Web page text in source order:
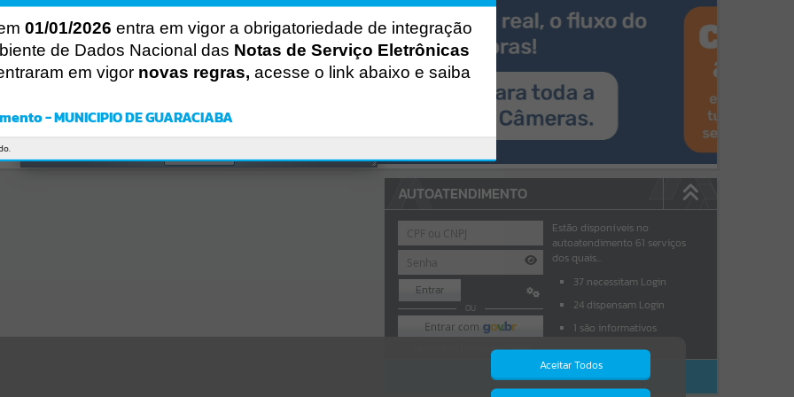
AUTOATENDIMENTO
Entrar
OU
Recuperar Senha
Estão disponíveis no
autoatendimento 61 serviços
dos quais...
37 necessitam Login
24 dispensam Login
1 são informativos
ACESSAR SEM LOGIN
Aceitar Todos
01/01/2026 entra em vigor a obrigatoriedade de integração
de Dados Nacional das Notas de Serviço Eletrônicas
em vigor novas regras, acesse o link abaixo e saiba
- MUNICIPIO DE GUARACIABA
Ocorreu um erro de script:
Uncaught SyntaxError: Unexpected token '('
https://guaraciaba.atende.net/https:/guaraciaba.atende.net/cidadao/p
agina/licitacao-pregao-51-2019-processo-licitatorio-68-2019-
9fb77cfd5741fafc9972edc7a641fea.js?v=83d4f602:47
OK